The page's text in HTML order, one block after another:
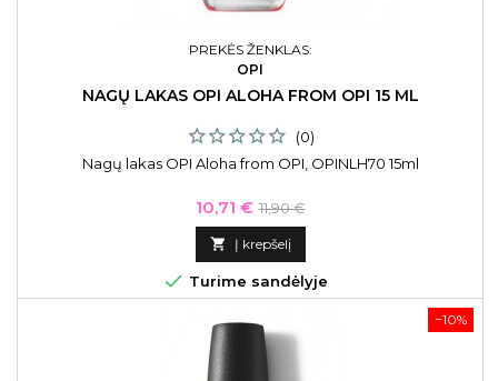
PREKĖS ŽENKLAS:
OPI
NAGŲ LAKAS OPI ALOHA FROM OPI 15 ML
(0)
Nagų lakas OPI Aloha from OPI, OPINLH70 15ml
Kaina
10,71 € Bazinė
kaina
11,90 €
 Į krepšelį
 Turime sandėlyje
−10%